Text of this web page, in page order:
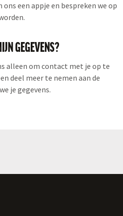
ons een appje en bespreken we op
GEGEVENS?
alleen om contact met je op te
deel meer te nemen aan de
je gegevens.